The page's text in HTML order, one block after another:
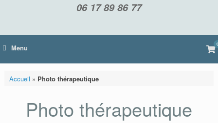
06 17 89 86 77
Menu 0
Accueil » Photo thérapeutique
Photo thérapeutique